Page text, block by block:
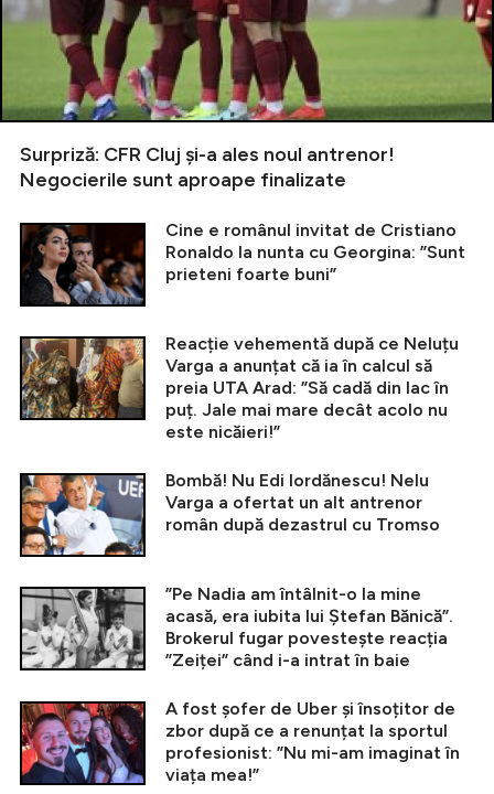
Surpriză: CFR Cluj și-a ales noul antrenor!
Negocierile sunt aproape finalizate
Cine e românul invitat de Cristiano
Ronaldo la nunta cu Georgina: ”Sunt
prieteni foarte buni”
Reacție vehementă după ce Neluțu
Varga a anunțat că ia în calcul să
preia UTA Arad: ”Să cadă din lac în
puț. Jale mai mare decât acolo nu
este nicăieri!”
Bombă! Nu Edi Iordănescu! Nelu
Varga a ofertat un alt antrenor
român după dezastrul cu Tromso
”Pe Nadia am întâlnit-o la mine
acasă, era iubita lui Ștefan Bănică”.
Brokerul fugar povestește reacția
”Zeiței” când i-a intrat în baie
A fost șofer de Uber și însoțitor de
zbor după ce a renunțat la sportul
profesionist: ”Nu mi-am imaginat în
viața mea!”